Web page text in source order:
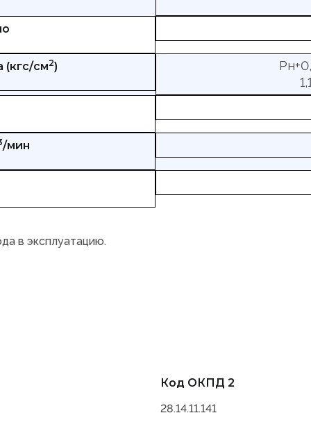
см2)
/мин
в эксплуатацию.
Код ОКПД 2
28.14.11.141